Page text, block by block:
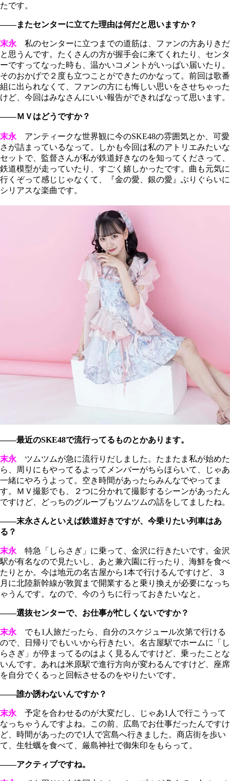
たです。
――またセンターに立てた理由は何だと思いますか？
末永 私のセンターに立つまでの道筋は、ファンの方ありきだ
と思うんです。たくさんの方が握手会に来てくれたり、センタ
ーですってなった時も、温かいコメントがいっぱい届いたり。
そのおかげで２度も立つことができたのかなって。前回は歌番
組に出られなくて、ファンの方にも悔しい思いをさせちゃった
けど、今回はみなさんにいい報告ができればなって思います。
――ＭＶはどうですか？
末永 アンティークな世界観に今のSKE48の雰囲気とか、可愛
さが詰まっているなって。しかも今回は私のアトリエみたいな
セットで、監督さんが私が鉄道好きなのを知ってくださって、
鉄道模型が走っていたり、すごく嬉しかったです。曲も元気に
行くぞって感じじゃなくて、『金の愛、銀の愛』ぶりぐらいに
シリアスな楽曲です。
――最近のSKE48で流行ってるものとかあります。
末永 ツムツムが急に流行りだしました。たまたま私が始めた
ら、周りにもやってるよってメンバーがちらほらいて、じゃあ
一緒にやろうよって。空き時間があったらみんなでやってま
す。ＭＶ撮影でも、２つに分かれて撮影するシーンがあったん
ですけど、どっちのグループもツムツムの話をしてましたね。
――末永さんといえば鉄道好きですが、今乗りたい列車はあ
る？
末永 特急「しらさぎ」に乗って、金沢に行きたいです。金沢
駅が有名なので見たいし、あと兼六園に行ったり、海鮮を食べ
たりとか。今は地元の名古屋から1本で行けるんですけど、３
月に北陸新幹線が敦賀まで開業すると乗り換えが必要になっち
ゃうんです。なので、今のうちに行っておきたいなと。
――選抜センターで、お仕事が忙しくないですか？
末永 でも1人旅だったら、自分のスケジュール次第で行ける
ので、日帰りでもいいから行きたい。名古屋駅でホームに「し
らさぎ」が停まってるのはよく見るんですけど、乗ったことな
いんです。あれは米原駅で進行方向が変わるんですけど、座席
を自分でくるっと回転させるのをやりたいです。
――誰か誘わないんですか？
末永 予定を合わせるのが大変だし、じゃあ1人で行こうって
なっちゃうんですよね。この前、広島でお仕事だったんですけ
ど、時間があったので1人で宮島へ行きました。商店街を歩い
て、生牡蠣を食べて、厳島神社で御朱印をもらって。
――アクティブですね。